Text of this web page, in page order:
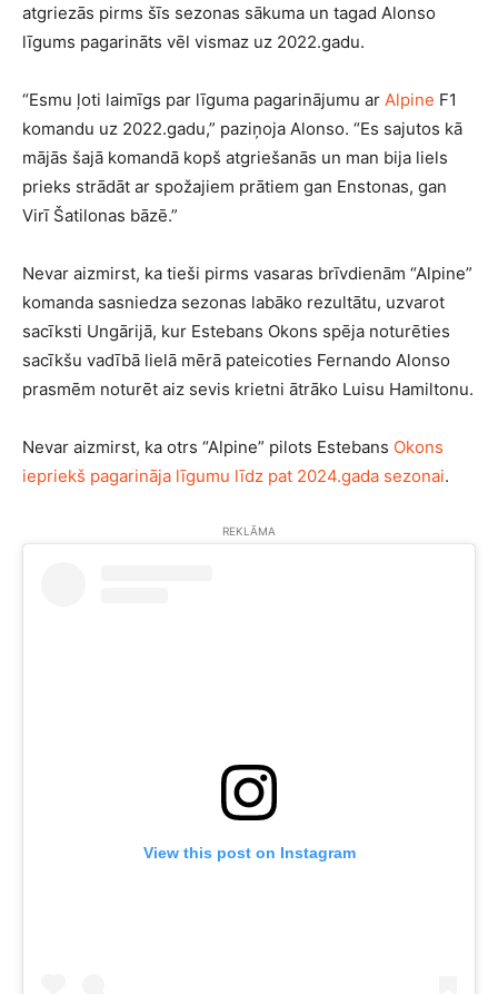
atgriezās pirms šīs sezonas sākuma un tagad Alonso
līgums pagarināts vēl vismaz uz 2022.gadu.
“Esmu ļoti laimīgs par līguma pagarinājumu ar Alpine F1
komandu uz 2022.gadu,” paziņoja Alonso. “Es sajutos kā
mājās šajā komandā kopš atgriešanās un man bija liels
prieks strādāt ar spožajiem prātiem gan Enstonas, gan
Virī Šatilonas bāzē.”
Nevar aizmirst, ka tieši pirms vasaras brīvdienām “Alpine”
komanda sasniedza sezonas labāko rezultātu, uzvarot
sacīksti Ungārijā, kur Estebans Okons spēja noturēties
sacīkšu vadībā lielā mērā pateicoties Fernando Alonso
prasmēm noturēt aiz sevis krietni ātrāko Luisu Hamiltonu.
Nevar aizmirst, ka otrs “Alpine” pilots Estebans Okons
iepriekš pagarināja līgumu līdz pat 2024.gada sezonai.
REKLĀMA
View this post on Instagram